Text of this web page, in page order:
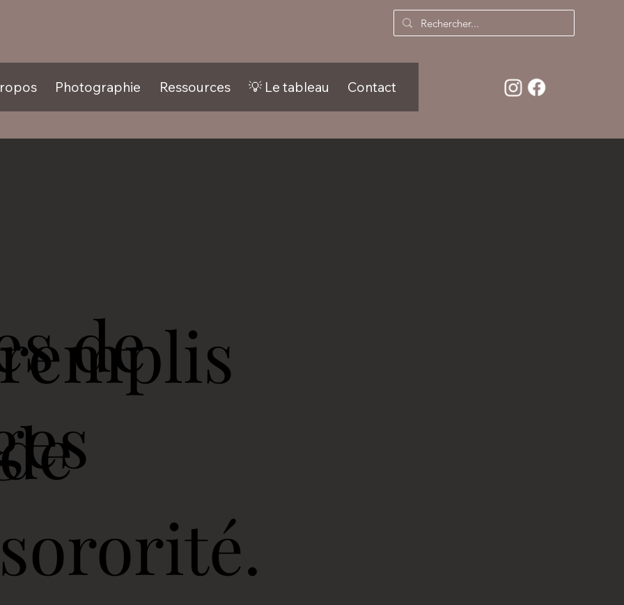
Photographie Ressources 💡 Le tableau Contact
de
sororité.